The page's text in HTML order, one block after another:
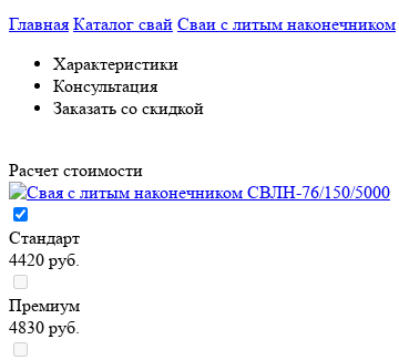
Главная Каталог свай Сваи с литым наконечником
Характеристики
Консультация
Заказать со скидкой
Расчет стоимости
Стандарт
4420 руб.
Премиум
4830 руб.